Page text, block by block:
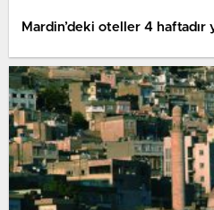
Mardin’deki oteller 4 haftadır